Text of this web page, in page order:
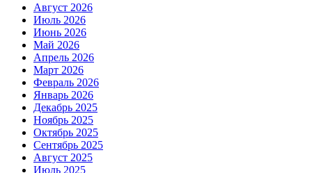
Август 2026
Июль 2026
Июнь 2026
Май 2026
Апрель 2026
Март 2026
Февраль 2026
Январь 2026
Декабрь 2025
Ноябрь 2025
Октябрь 2025
Сентябрь 2025
Август 2025
Июль 2025